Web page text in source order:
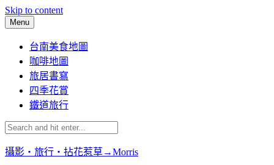
Skip to content
Menu
台南美食地圖
咖啡地圖
旅居書寫
四季花賞
鐵道旅行
攝影‧旅行‧拈花惹草→Morris